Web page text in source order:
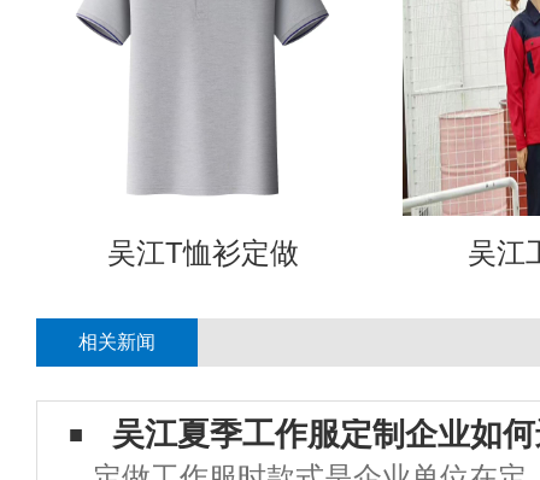
吴江T恤衫定做 吴江
相关新闻
吴江夏季工作服定制企业如